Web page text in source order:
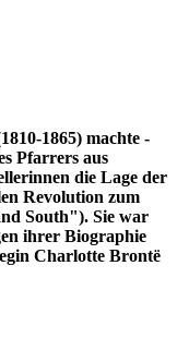
1865) machte -
Pfarrers aus
die Lage der
Revolution zum
South"). Sie war
ihrer Biographie
Charlotte Brontë